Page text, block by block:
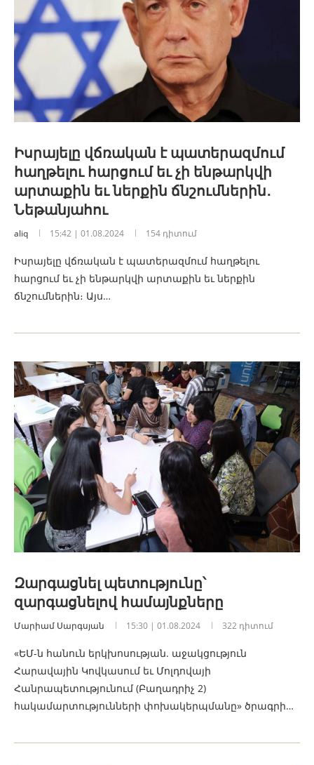
Իսրայելը վճռական է պատերազմում
հաղթելու հարցում եւ չի ենթարկվի
արտաքին եւ ներքին ճնշումներին․
Նեթանյահու
aliq 15:42 | 01.08.2024 154 դիտում
Իսրայելը վճռական է պատերազմում հաղթելու
հարցում եւ չի ենթարկվի արտաքին եւ ներքին
ճնշումներին։ Այս…
Զարգացնել պետությունը՝
զարգացնելով համայնքները
Մարիամ Սարգսյան 15:30 | 01.08.2024 322 դիտում
«ԵՄ-ն հանուն երկխոսության. աջակցություն
Հարավային Կովկասում եւ Մոլդովայի
Հանրապետությունում (Բաղադրիչ 2)
հակամարտությունների փոխակերպմանը» ծրագրի…